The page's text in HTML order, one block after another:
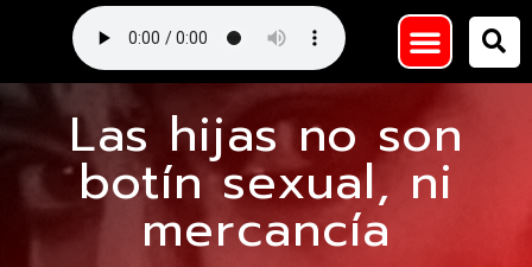
Las hijas no son
botín sexual, ni
mercancía